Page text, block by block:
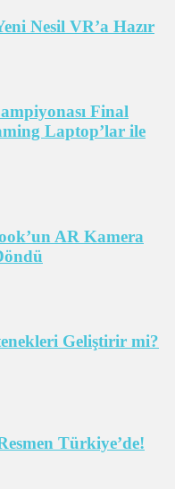
Nesil VR’a Hazır
Final
Laptop’lar ile
AR Kamera
Geliştirir mi?
Türkiye’de!